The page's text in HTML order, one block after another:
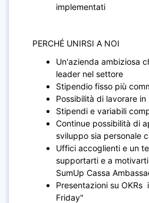
implementati
PERCHÉ UNIRSI A NOI
Un'azienda ambiziosa
leader nel settore
Stipendio fisso più
Possibilità di lavorare in
Stipendi e variabili
Continue possibilità di
sviluppo sia personale
Uffici accoglienti e un
supportarti e a
SumUp Cassa
Presentazioni su OKRs
Friday"